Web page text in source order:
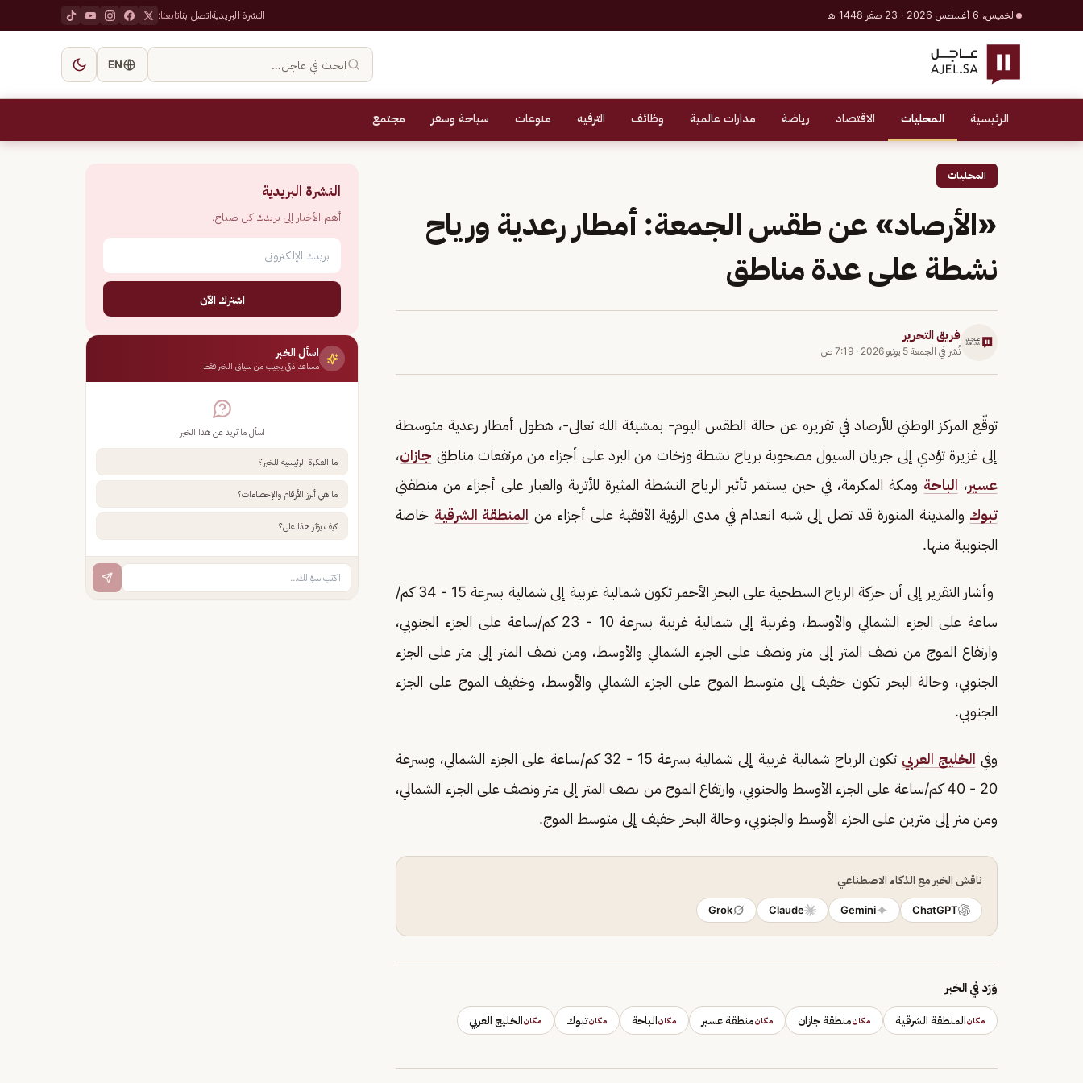
الخميس، 6 أغسطس 2026 · 23 صفر 1448 هـ النشرة البريديةاتصل بناتابعنا:
ابحث في عاجل… EN
الرئيسية المحليات الاقتصاد رياضة مدارات عالمية وظائف الترفيه منوعات سياحة وسفر مجتمع
المحليات
«الأرصاد» عن طقس الجمعة: أمطار رعدية ورياح
نشطة على عدة مناطق
فريق التحرير
نُشر في الجمعة 5 يونيو 2026 · 7:19 ص
توقّع المركز الوطني للأرصاد في تقريره عن حالة الطقس اليوم- بمشيئة الله تعالى-، هطول أمطار رعدية متوسطة
إلى غزيرة تؤدي إلى جريان السيول مصحوبة برياح نشطة وزخات من البرد على أجزاء من مرتفعات مناطق جازان،
عسير، الباحة ومكة المكرمة، في حين يستمر تأثير الرياح النشطة المثيرة للأتربة والغبار على أجزاء من منطقتي
تبوك والمدينة المنورة قد تصل إلى شبه انعدام في مدى الرؤية الأفقية على أجزاء من المنطقة الشرقية خاصة
الجنوبية منها.
وأشار التقرير إلى أن حركة الرياح السطحية على البحر الأحمر تكون شمالية غربية إلى شمالية بسرعة 15 - 34 كم/
ساعة على الجزء الشمالي والأوسط، وغربية إلى شمالية غربية بسرعة 10 - 23 كم/ساعة على الجزء الجنوبي،
وارتفاع الموج من نصف المتر إلى متر ونصف على الجزء الشمالي والأوسط، ومن نصف المتر إلى متر على الجزء
الجنوبي، وحالة البحر تكون خفيف إلى متوسط الموج على الجزء الشمالي والأوسط، وخفيف الموج على الجزء
الجنوبي.
وفي الخليج العربي
تكون الرياح شمالية غربية إلى شمالية بسرعة 15 - 32 كم/ساعة على الجزء الشمالي، وبسرعة
20 - 40 كم/ساعة على الجزء الأوسط والجنوبي، وارتفاع الموج من نصف المتر إلى متر ونصف على الجزء الشمالي،
ومن متر إلى مترين على الجزء الأوسط والجنوبي، وحالة البحر خفيف إلى متوسط الموج.
ناقش الخبر مع الذكاء الاصطناعي
ChatGPT
Gemini
Claude
Grok
وَرَد في الخبر
مكانالمنطقة الشرقية مكانمنطقة جازان مكانمنطقة عسير مكانالباحة مكانتبوك مكانالخليج العربي
النشرة البريدية
أهم الأخبار إلى بريدك كل صباح.
اشترك الآن
اسأل الخبر
مساعد ذكي يجيب من سياق الخبر فقط
اسأل ما تريد عن هذا الخبر
ما الفكرة الرئيسية للخبر؟
ما هي أبرز الأرقام والإحصاءات؟
كيف يؤثر هذا علي؟